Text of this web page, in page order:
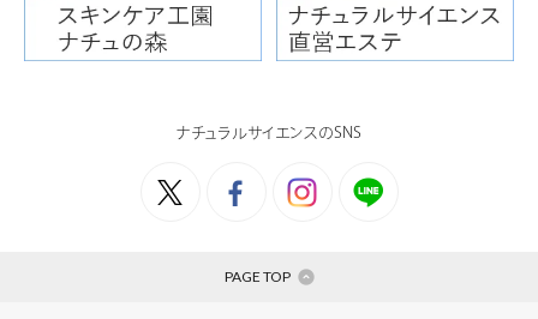
ナチュラルサイエンスのSNS
PAGE TOP